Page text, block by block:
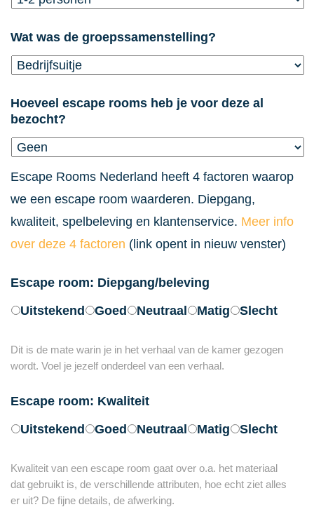
dash
Wat was de groepssamenstelling?
Hoeveel escape rooms heb je voor deze al
bezocht?
Escape Rooms Nederland heeft 4 factoren waarop
we een escape room waarderen. Diepgang,
kwaliteit, spelbeleving en klantenservice. Meer info
over deze 4 factoren (link opent in nieuw venster)
Escape room: Diepgang/beleving
Uitstekend
Goed Neutraal Matig Slecht
Dit is de mate warin je in het verhaal van de kamer gezogen
wordt. Voel je jezelf onderdeel van een verhaal.
Escape room: Kwaliteit
Uitstekend
Goed Neutraal Matig Slecht
Kwaliteit van een escape room gaat over o.a. het materiaal
dat gebruikt is, de verschillende attributen, hoe echt ziet alles
er uit? De fijne details, de afwerking.